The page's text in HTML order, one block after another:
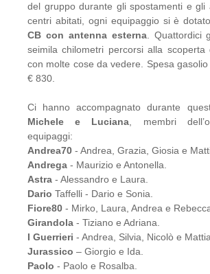
del gruppo durante gli spostamenti e gli
centri abitati, ogni equipaggio si è
CB con antenna esterna. Quattordici
seimila chilometri percorsi alla scoperta
con molte cose da vedere. Spesa gasolio
€ 830.
Ci hanno accompagnato durante
Michele e Luciana , membri
equipaggi:
Andrea70 - Andrea, Grazia, Giosia e
Andrega - Maurizio e Antonella.
Astra - Alessandro e Laura.
Dario Taffelli - Dario e Sonia.
Fiore80 - Mirko, Laura, Andrea e
Girandola - Tiziano e Adriana.
I Guerrieri - Andrea, Silvia, Nicolò e Mattia.
Jurassico – Giorgio e Ida.
Paolo - Paolo e Rosalba.